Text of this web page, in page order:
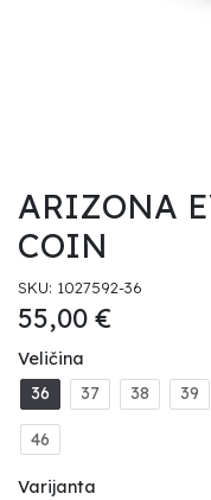
ARIZONA
COIN
SKU: 1027592-36
55,00 €
Veličina
36
37 38 39
46
Varijanta